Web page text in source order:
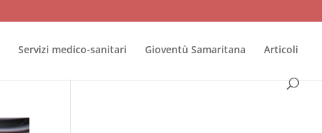
Servizi medico-sanitari Gioventù Samaritana Articoli